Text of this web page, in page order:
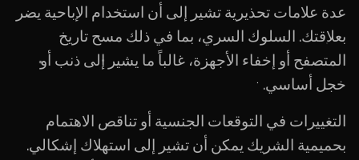
عدة علامات تحذيرية تشير إلى أن استخدام الإباحية يضر
بعلاقتك. السلوك السري، بما في ذلك مسح تاريخ
المتصفح أو إخفاء الأجهزة، غالباً ما يشير إلى ذنب أو
خجل أساسي.
التغييرات في التوقعات الجنسية أو تناقص الاهتمام
بحميمية الشريك يمكن أن تشير إلى استهلاك إشكالي.